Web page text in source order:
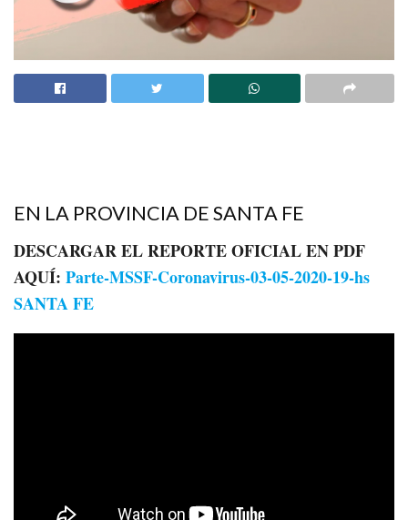
EN LA PROVINCIA DE SANTA FE
DESCARGAR EL REPORTE OFICIAL EN PDF
AQUÍ: Parte-MSSF-Coronavirus-03-05-2020-19-hs
SANTA FE